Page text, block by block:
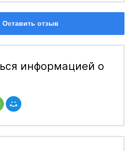
Оставить отзыв
информацией о